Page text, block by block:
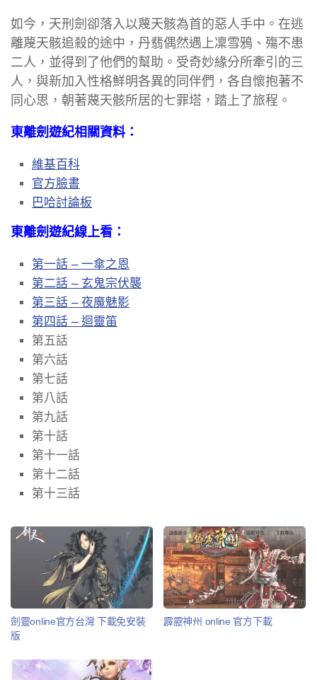
如今，天刑劍卻落入以蔑天骸為首的惡人手中。在逃
離蔑天骸追殺的途中，丹翡偶然遇上凜雪鴉、殤不患
二人，並得到了他們的幫助。受奇妙緣分所牽引的三
人，與新加入性格鮮明各異的同伴們，各自懷抱著不
同心思，朝著蔑天骸所居的七罪塔，踏上了旅程。
東離劍遊紀相關資料：
維基百科
官方臉書
巴哈討論板
東離劍遊紀線上看：
第一話 – 一傘之恩
第二話 – 玄鬼宗伏襲
第三話 – 夜魔魅影
第四話 – 迴靈笛
第五話
第六話
第七話
第八話
第九話
第十話
第十一話
第十二話
第十三話
劍靈online官方台灣 下載免安裝
版
霹靂神州 online 官方下載